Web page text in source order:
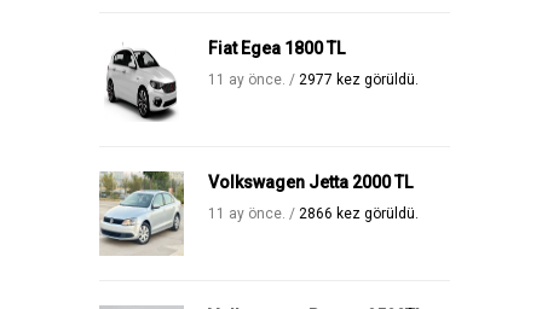
Fiat Egea 1800 TL
11 ay önce. / 2977 kez görüldü.
Volkswagen Jetta 2000 TL
11 ay önce. / 2866 kez görüldü.